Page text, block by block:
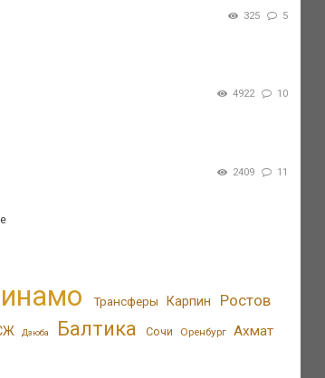
325 5
4922 10
2409 11
Трансферы Карпин Ростов
Дзюба Балтика Сочи Оренбург Ахмат